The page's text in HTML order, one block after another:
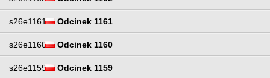
s26e1161 Odcinek 1161
s26e1160 Odcinek 1160
s26e1159 Odcinek 1159